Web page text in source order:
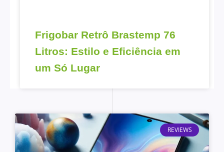
Frigobar Retrô Brastemp 76
Litros: Estilo e Eficiência em
um Só Lugar
REVIEWS